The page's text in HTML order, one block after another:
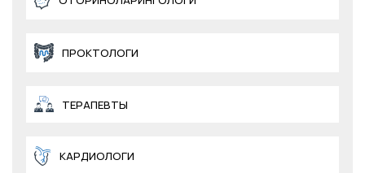
ПРОКТОЛОГИ
ТЕРАПЕВТЫ
КАРДИОЛОГИ